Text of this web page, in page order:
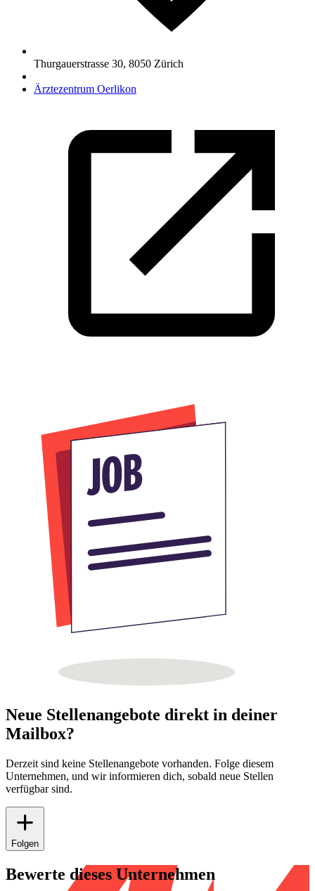
Thurgauerstrasse 30, 8050 Zürich
Ärztezentrum Oerlikon
Neue Stellenangebote direkt in deiner
Mailbox?
Derzeit sind keine Stellenangebote vorhanden. Folge diesem
Unternehmen, und wir informieren dich, sobald neue Stellen
verfügbar sind.
Folgen
Bewerte dieses Unternehmen